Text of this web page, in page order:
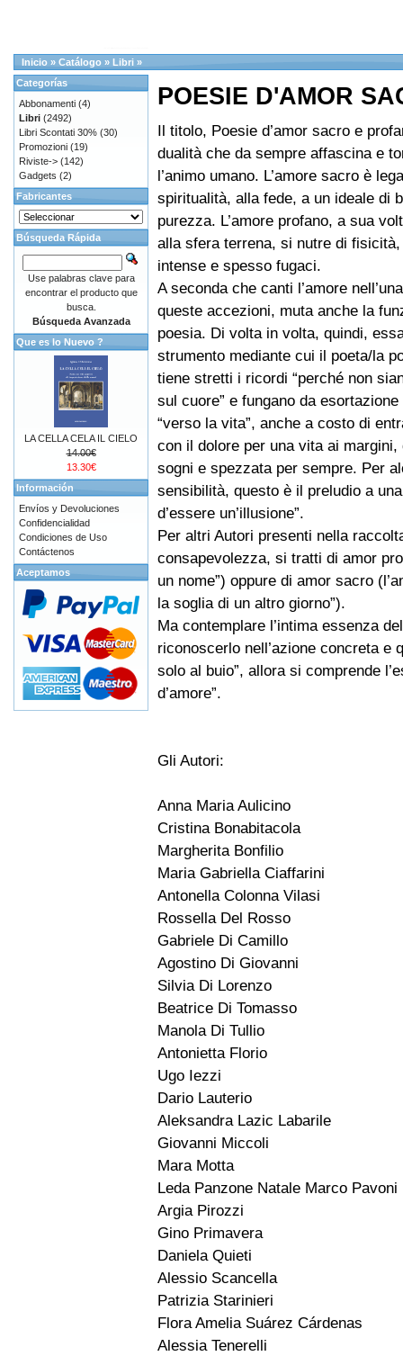
Inicio » Catálogo » Libri »
POESIE D'AMOR
Il titolo, Poesie d’amor sacro e
dualità che da sempre affascina e
l’animo umano. L’amore sacro è
spiritualità, alla fede, a un ideale di
purezza. L’amore profano, a sua
alla sfera terrena, si nutre di
intense e spesso fugaci.
A seconda che canti l’amore
queste accezioni, muta anche la
poesia. Di volta in volta, quindi,
strumento mediante cui il poeta/la
tiene stretti i ricordi “perché non
sul cuore” e fungano da esortazione
“verso la vita”, anche a costo di
con il dolore per una vita ai margini,
sogni e spezzata per sempre. Per
sensibilità, questo è il preludio a
d’essere un’illusione”.
Per altri Autori presenti nella
consapevolezza, si tratti di amor
un nome”) oppure di amor sacro
la soglia di un altro giorno”).
Ma contemplare l’intima essenza
riconoscerlo nell’azione concreta e
solo al buio”, allora si comprende
d’amore”.
Gli Autori:
Anna Maria Aulicino
Cristina Bonabitacola
Margherita Bonfilio
Maria Gabriella Ciaffarini
Antonella Colonna Vilasi
Rossella Del Rosso
Gabriele Di Camillo
Agostino Di Giovanni
Silvia Di Lorenzo
Beatrice Di Tomasso
Manola Di Tullio
Antonietta Florio
Ugo Iezzi
Dario Lauterio
Aleksandra Lazic Labarile
Giovanni Miccoli
Mara Motta
Leda Panzone Natale Marco Pavoni
Argia Pirozzi
Gino Primavera
Daniela Quieti
Alessio Scancella
Patrizia Starinieri
Flora Amelia Suárez Cárdenas
Alessia Tenerelli
Categorías
Abbonamenti (4)
Libri (2492)
Libri Scontati 30% (30)
Promozioni (19)
Riviste-> (142)
Gadgets (2)
Fabricantes
Búsqueda Rápida
Use palabras clave para
encontrar el producto que
busca.
Búsqueda Avanzada
Que es lo Nuevo ?
LA CELLA CELA IL CIELO
14.00€
13.30€
Información
Envíos y Devoluciones
Confidencialidad
Condiciones de Uso
Contáctenos
Aceptamos